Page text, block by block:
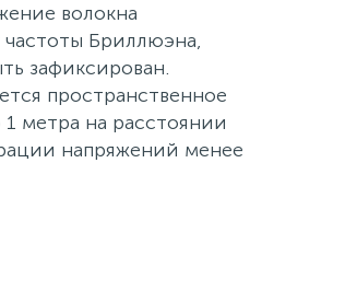
волокна
Бриллюэна,
зафиксирован.
пространственное
метра на расстоянии
напряжений менее